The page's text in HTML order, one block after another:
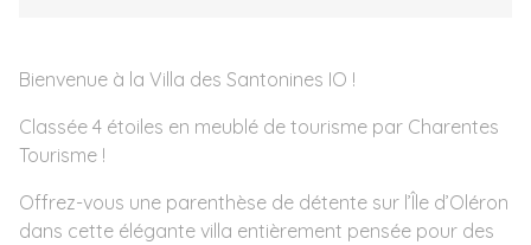
Bienvenue à la Villa des Santonines IO !
Classée 4 étoiles en meublé de tourisme par Charentes
Tourisme !
Offrez-vous une parenthèse de détente sur l’Île d’Oléron
dans cette élégante villa entièrement pensée pour des